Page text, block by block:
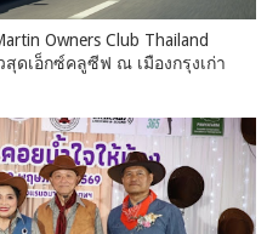
Owners Club Thailand
ดเอ็กซ์คลูซีฟ ณ เมืองกรุงเก่า